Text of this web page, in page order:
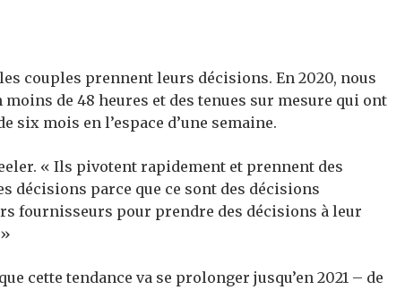
couples prennent leurs décisions. En 2020, nous
de 48 heures et des tenues sur mesure qui ont
mois en l’espace d’une semaine.
« Ils pivotent rapidement et prennent des
décisions parce que ce sont des décisions
fournisseurs pour prendre des décisions à leur
cette tendance va se prolonger jusqu’en 2021 – de